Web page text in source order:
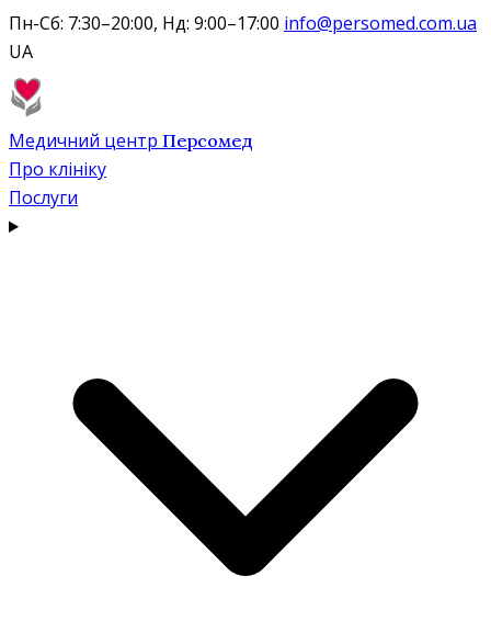
Пн-Сб: 7:30–20:00, Нд: 9:00–17:00 info@persomed.com.ua
UA
Медичний центр Персомед
Про клініку
Послуги